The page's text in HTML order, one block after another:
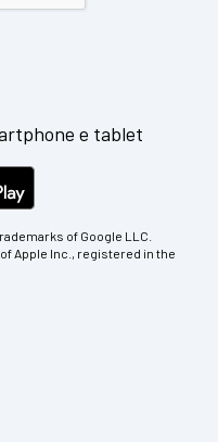
e tablet
of Google LLC.
Apple Inc., registered in the